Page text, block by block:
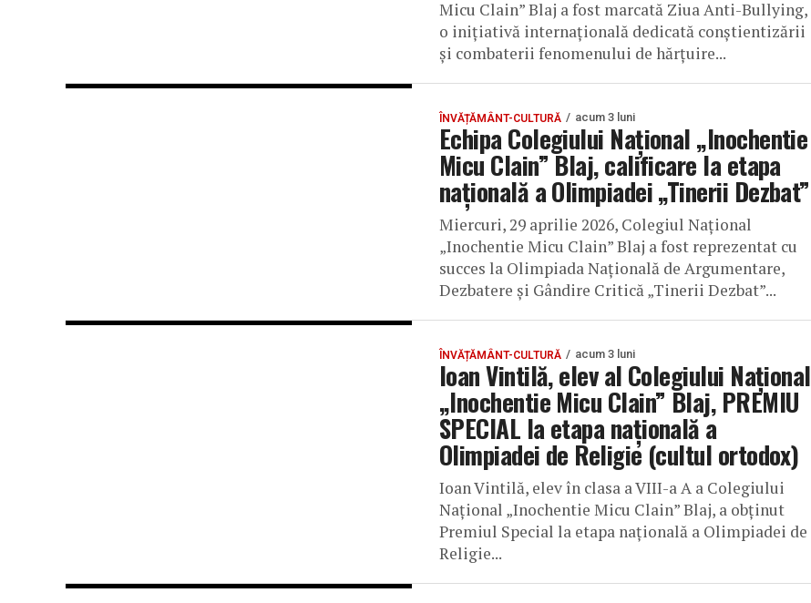
Micu Clain” Blaj a fost marcată Ziua Anti-Bullying,
o inițiativă internațională dedicată conștientizării
și combaterii fenomenului de hărțuire...
ÎNVĂȚĂMÂNT-CULTURĂ acum 3 luni
Echipa Colegiului Național „Inochentie
Micu Clain” Blaj, calificare la etapa
națională a Olimpiadei „Tinerii Dezbat”
Miercuri, 29 aprilie 2026, Colegiul Național
„Inochentie Micu Clain” Blaj a fost reprezentat cu
succes la Olimpiada Națională de Argumentare,
Dezbatere și Gândire Critică „Tinerii Dezbat”...
ÎNVĂȚĂMÂNT-CULTURĂ acum 3 luni
Ioan Vintilă, elev al Colegiului Național
„Inochentie Micu Clain” Blaj, PREMIU
SPECIAL la etapa națională a
Olimpiadei de Religie (cultul ortodox)
Ioan Vintilă, elev în clasa a VIII-a A a Colegiului
Național „Inochentie Micu Clain” Blaj, a obținut
Premiul Special la etapa națională a Olimpiadei de
Religie...